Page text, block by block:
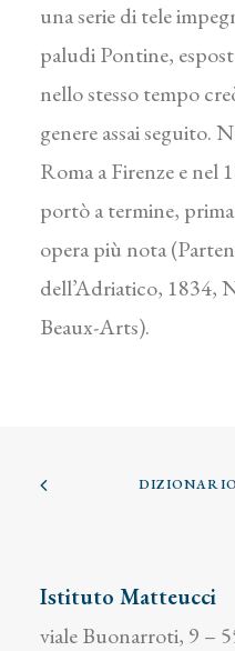
una serie di tele
paludi Pontine,
nello stesso tempo
genere assai seguito.
Roma a Firenze e nel
portò a termine,
opera più nota
dell’Adriatico, 1834,
Beaux-Arts).
Istituto Matteucci
viale Buonarroti, 9 –